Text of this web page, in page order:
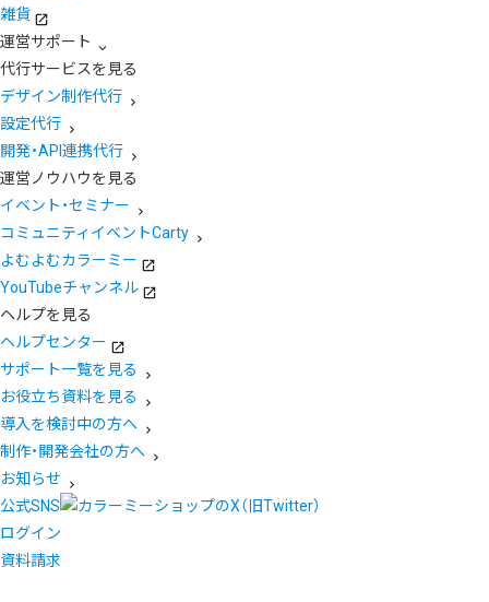
雑貨
運営サポート
代行サービスを見る
デザイン制作代行
設定代行
開発・API連携代行
運営ノウハウを見る
イベント・セミナー
コミュニティイベントCarty
よむよむカラーミー
YouTubeチャンネル
ヘルプを見る
ヘルプセンター
サポート一覧を見る
お役立ち資料を見る
導入を検討中の方へ
制作・開発会社の方へ
お知らせ
公式SNS
ログイン
資料請求